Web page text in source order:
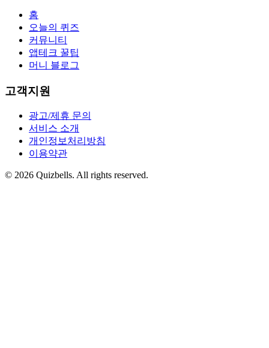
홈
오늘의 퀴즈
커뮤니티
앱테크 꿀팁
머니 블로그
고객지원
광고/제휴 문의
서비스 소개
개인정보처리방침
이용약관
© 2026 Quizbells. All rights reserved.